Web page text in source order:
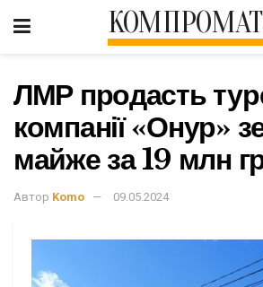
ЛМР продасть
компанії «Онур»
майже за 19 млн
Автор Komo 09.05.2024